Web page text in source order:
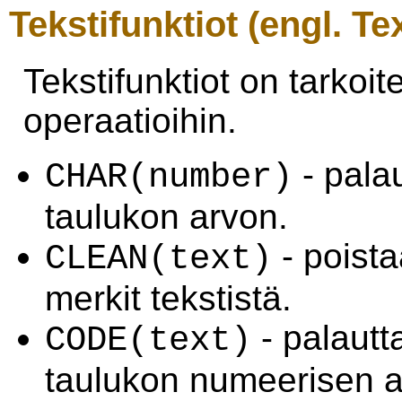
Tekstifunktiot (engl.
Tekstifunktiot on
operaatioihin.
CHAR(number) -
taulukon arvon.
CLEAN(text) -
merkit tekstistä.
CODE(text) -
taulukon numeerisen